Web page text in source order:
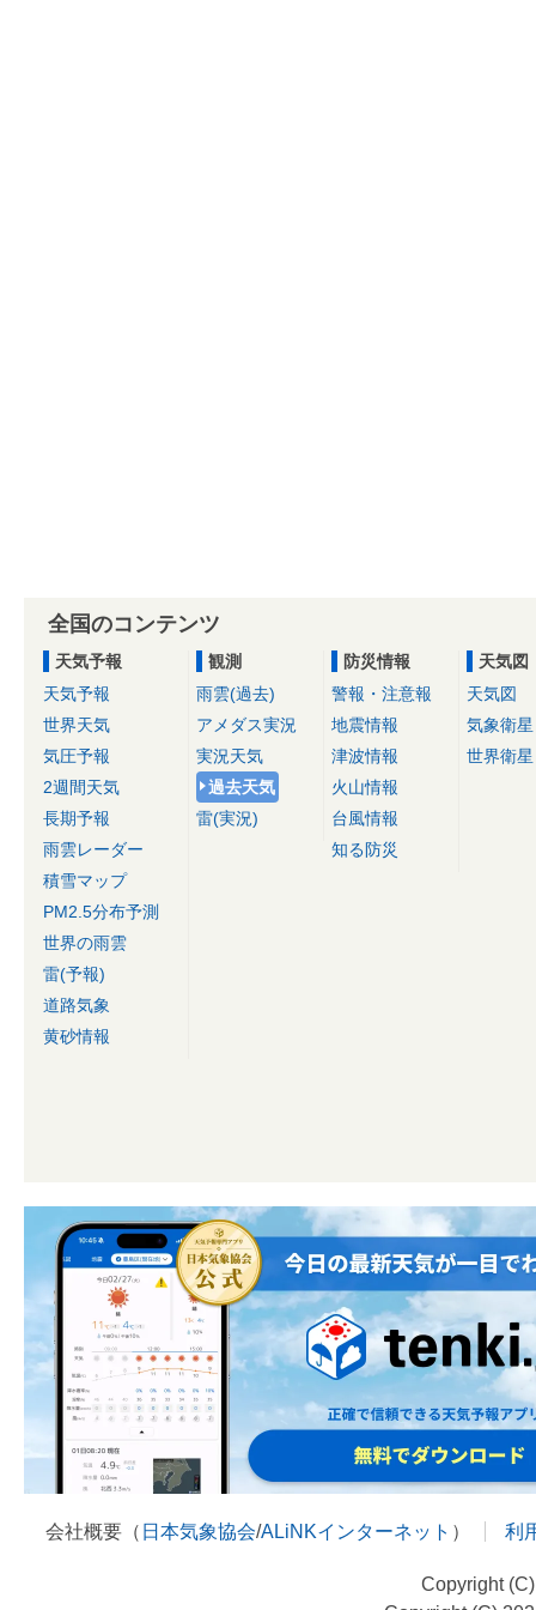
全国のコンテンツ
天気予報
天気予報
世界天気
気圧予報
2週間天気
長期予報
雨雲レーダー
積雪マップ
PM2.5分布予測
世界の雨雲
雷(予報)
道路気象
黄砂情報
観測
雨雲(過去)
アメダス実況
実況天気
過去天気
雷(実況)
防災情報
警報・注意報
地震情報
津波情報
火山情報
台風情報
知る防災
天気図
天気図
気象衛星
世界衛星
会社概要（ 日本気象協会/ALiNKインターネット ） 利
Copyright